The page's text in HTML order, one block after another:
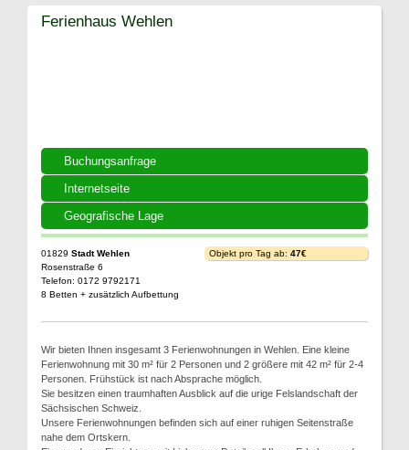
Buchungsanfrage
Internetseite
Geografische Lage
Ferienhaus Wehlen
01829 Stadt Wehlen
Rosenstraße 6
Telefon: 0172 9792171
8 Betten + zusätzlich Aufbettung
Objekt pro Tag ab: 47€
Wir bieten Ihnen insgesamt 3 Ferienwohnungen in Wehlen. Eine kleine
Ferienwohnung mit 30 m² für 2 Personen und 2 größere mit 42 m² für 2-4
Personen. Frühstück ist nach Absprache möglich.
Sie besitzen einen traumhaften Ausblick auf die urige Felslandschaft der
Sächsischen Schweiz.
Unsere Ferienwohnungen befinden sich auf einer ruhigen Seitenstraße
nahe dem Ortskern.